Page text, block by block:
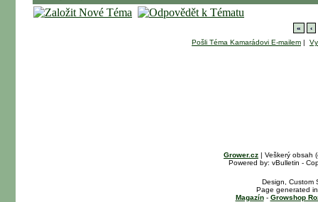
«
‹
Pošli Téma Kamarádovi E-mailem |
Grower.cz | Veškerý obsah
Powered by: vBulletin -
Design, Custom
Page generated
Magazín- Growshop